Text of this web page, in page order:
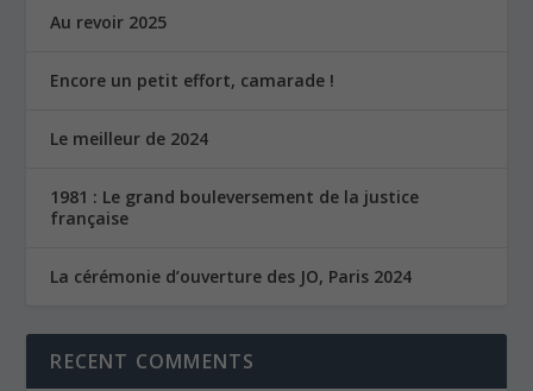
Au revoir 2025
Encore un petit effort, camarade !
Le meilleur de 2024
1981 : Le grand bouleversement de la justice
française
La cérémonie d’ouverture des JO, Paris 2024
RECENT COMMENTS